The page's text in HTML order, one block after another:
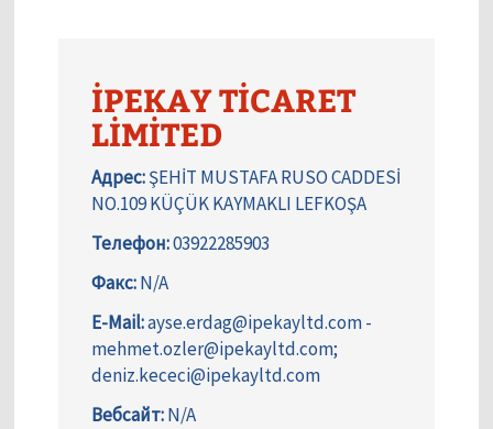
İPEKAY TİCARET
LİMİTED
Адрес:ŞEHİT MUSTAFA RUSO CADDESİ
NO.109 KÜÇÜK KAYMAKLI LEFKOŞA
Телефон:03922285903
Факс:N/A
E-Mail:ayse.erdag@ipekayltd.com -
mehmet.ozler@ipekayltd.com;
deniz.kececi@ipekayltd.com
Вебсайт:N/A